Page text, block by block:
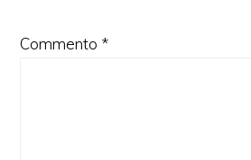
Commento *